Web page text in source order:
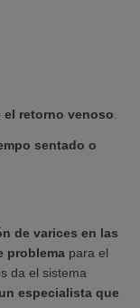
retorno venoso.
sentado o
de varices en las
problema para el
da el sistema
especialista que